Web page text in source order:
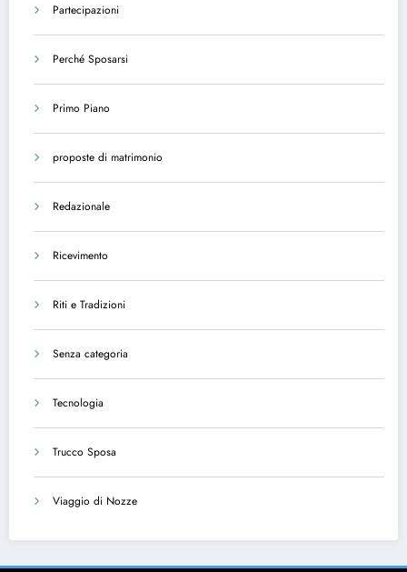
Partecipazioni
Perché Sposarsi
Primo Piano
proposte di matrimonio
Redazionale
Ricevimento
Riti e Tradizioni
Senza categoria
Tecnologia
Trucco Sposa
Viaggio di Nozze